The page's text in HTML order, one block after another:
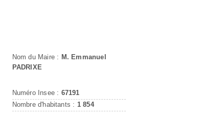
Nom du Maire : M. Emmanuel
PADRIXE
Numéro Insee : 67191
Nombre d'habitants : 1 854